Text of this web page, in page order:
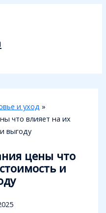
и уход
что влияет на их
выгоду
цены что
и